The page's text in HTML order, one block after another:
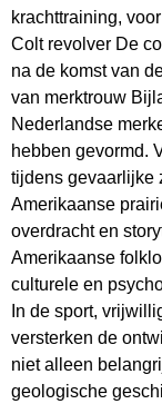
krachttraining,
Colt revolver De
na de komst van
van merktrouw
Nederlandse
hebben gevormd.
tijdens gevaarlijke
Amerikaanse
overdracht en
Amerikaanse
culturele en
In de sport,
versterken de
niet alleen
geologische